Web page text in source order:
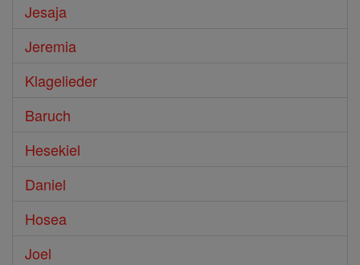
Jesaja
Jeremia
Klagelieder
Baruch
Hesekiel
Daniel
Hosea
Joel